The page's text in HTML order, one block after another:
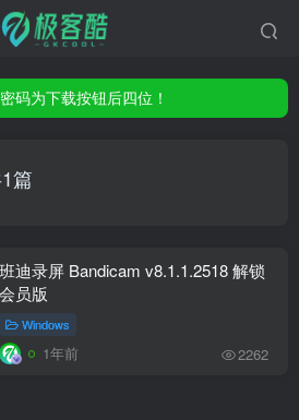
码为下载按钮后四位！
码为下载按钮后四位！
篇
班迪录屏 Bandicam v8.1.1.2518 解锁
会员版
Windows
1年前 2262